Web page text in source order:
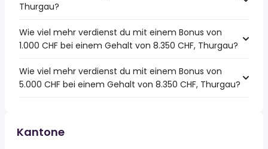
Thurgau?
Wie viel mehr verdienst du mit einem Bonus von
1.000 CHF bei einem Gehalt von 8.350 CHF, Thurgau?
Wie viel mehr verdienst du mit einem Bonus von
5.000 CHF bei einem Gehalt von 8.350 CHF, Thurgau?
Kantone